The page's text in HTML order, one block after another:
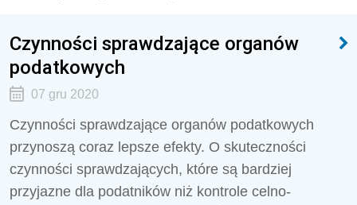
Czynności sprawdzające organów
podatkowych
07 gru 2020
Czynności sprawdzające organów podatkowych
przynoszą coraz lepsze efekty. O skuteczności
czynności sprawdzających, które są bardziej
przyjazne dla podatników niż kontrole celno-